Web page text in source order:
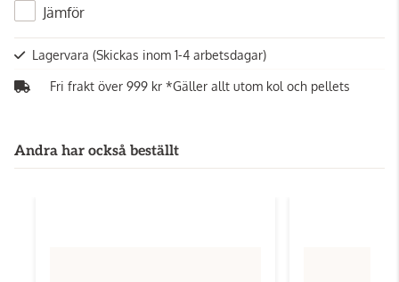
Jämför
Lagervara (Skickas inom 1-4 arbetsdagar)
Fri frakt över 999 kr *Gäller allt utom kol och pellets
Andra har också beställt